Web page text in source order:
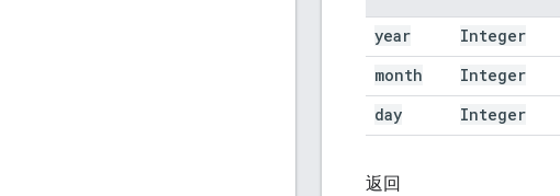
year Integer
month Integer
day Integer
返回